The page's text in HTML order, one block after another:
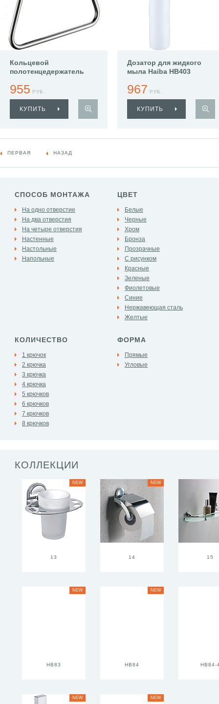
Кольцевой
полотенцедержатель
955 РУБ.
КУПИТЬ
Дозатор для жидкого
мыла Haiba HB403
967 РУБ.
КУПИТЬ
ПЕРВАЯ НАЗАД
СПОСОБ МОНТАЖА
На одно отверстие
На два отверстия
На четыре отверстия
Настенные
Настольные
Напольные
ЦВЕТ
Белые
Черные
Хром
Бронза
Прозрачные
С рисунком
Красные
Зеленые
Фиолетовые
Синие
Нержавеющая сталь
Желтые
КОЛИЧЕСТВО
1 крючок
2 крючка
3 крючка
4 крючка
5 крючков
6 крючков
7 крючков
8 крючков
ФОРМА
Прямые
Угловые
КОЛЛЕКЦИИ
13
NEW
14
NEW
15
HB83
NEW
HB84
NEW
HB84-
NEW NEW